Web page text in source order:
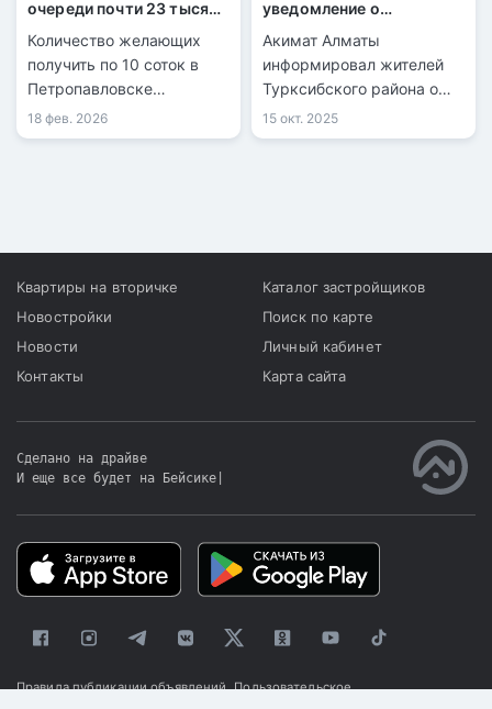
очереди почти 23 тысячи
человек
Количество желающих
получить по 10 соток в
Петропавловске
приблизилось к 23
тысячам.
18 фев. 2026
уведомление о
предстоящем сносе
домов
Акимат Алматы
информировал жителей
Турксибского района о
планируемом обновлении
жилого фонда.
15 окт. 2025
Квартиры на вторичке
Новостройки
Новости
Контакты
Каталог застройщиков
Поиск по карте
Личный кабинет
Карта сайта
Сделано на драйве
И еще все будет на Бейсике
Правила публикации объявлений Пользовательское